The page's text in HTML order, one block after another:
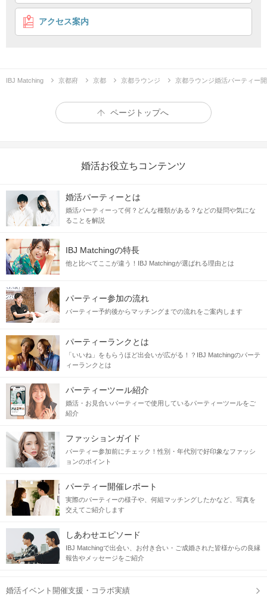
企画詳細
出逢いがない皆様
努力してなりたい職に就き、仕事を頑張っていた。
そろそろ恋愛をしたいと思ったら、
浮気の心配も少ない。
恋も仕事も頑張れそう♡
STEP1 受付開始
STEP2 自分のプロフィールをチェック
アクセス案内
IBJ Matching 京都府 京都 京都ラウンジ 京都ラウンジ婚活パーティー
ページトップへ
婚活お役立ちコンテンツ
婚活パーティーとは
婚活パーティーって何？どんな種類がある？などの疑問や気にな
ることを解説
IBJ Matchingの特長
他と比べてここが違う！IBJ Matchingが選ばれる理由とは
パーティー参加の流れ
パーティー予約後からマッチングまでの流れをご案内します
パーティーランクとは
「いいね」をもらうほど出会いが広がる！？IBJ Matchingのパーテ
ィーランクとは
パーティーツール紹介
婚活・お見合いパーティーで使用しているパーティーツールをご
紹介
ファッションガイド
パーティー参加前にチェック！性別・年代別で好印象なファッシ
ョンのポイント
パーティー開催レポート
実際のパーティーの様子や、何組マッチングしたかなど、写真を
交えてご紹介します
しあわせエピソード
IBJ Matchingで出会い、お付き合い・ご成婚された皆様からの良縁
報告やメッセージをご紹介
婚活イベント開催支援・コラボ実績